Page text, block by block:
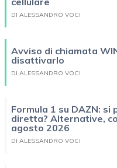
DI ALESSANDRO VOCI
Avviso di chiamata
disattivarlo
DI ALESSANDRO VOCI
Formula 1 su DAZN: si
diretta? Alternative,
agosto 2026
DI ALESSANDRO VOCI